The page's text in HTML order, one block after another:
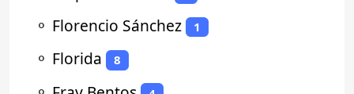
⚬ Florencio Sánchez 1
⚬ Florida 8